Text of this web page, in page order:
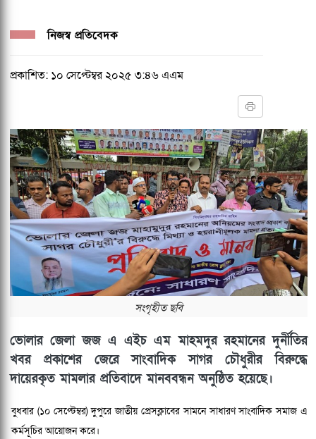
নিজস্ব প্রতিবেদক
প্রকাশিত: ১০ সেপ্টেম্বর ২০২৫ ৩:৪৬ এএম
সংগৃহীত ছবি
ভোলার জেলা জজ এ এইচ এম মাহমদুর রহমানের দুর্নীতির
খবর প্রকাশের জেরে সাংবাদিক সাগর চৌধুরীর বিরুদ্ধে
দায়েরকৃত মামলার প্রতিবাদে মানববন্ধন অনুষ্ঠিত হয়েছে।
বুধবার (১০ সেপ্টেম্বর) দুপুরে জাতীয় প্রেসক্লাবের সামনে সাধারণ সাংবাদিক সমাজ এ
কর্মসূচির আয়োজন করে।